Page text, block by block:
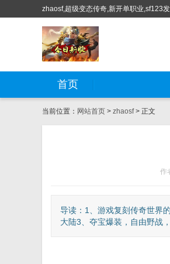
zhaosf,超级变态传奇,新开单职业,sf123
首页
当前位置： 网站首页 > zhaosf> 正文
作
导读：1、游戏复刻传奇世界
大陆3、夺宝爆装，自由野战